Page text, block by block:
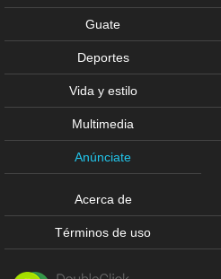
Guate
Deportes
Vida y estilo
Multimedia
Anúnciate
Acerca de
Términos de uso